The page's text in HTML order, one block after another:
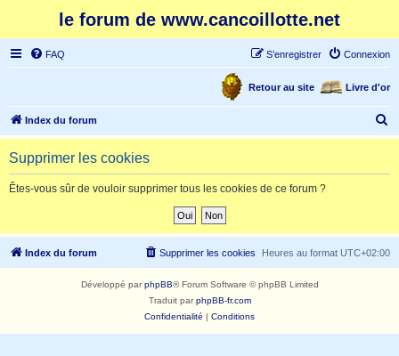
le forum de www.cancoillotte.net
FAQ Connexion
S’enregistrer
Livre d'or
Retour au site
Index du forum
e
h
Supprimer les cookies
Êtes-vous sûr de vouloir supprimer tous les cookies de ce forum ?
Index du forum Heures au format UTC+02:00
Supprimer les cookies
Développé parphpBB® Forum Software © phpBB Limited
Traduit parphpBB-fr.com
Confidentialité | Conditions